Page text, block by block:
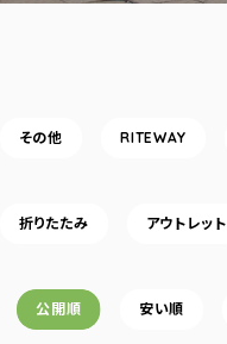
その他 RITEWAY
折りたたみ アウトレット
公開順 安い順